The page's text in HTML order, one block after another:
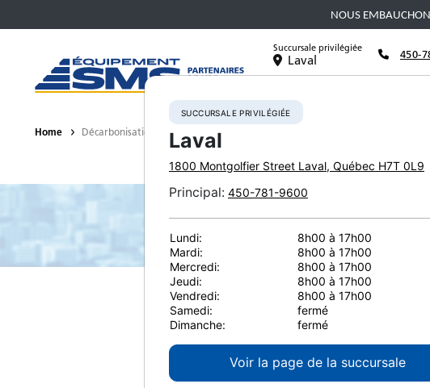
NOUS
Succursale privilégiée
Laval 450-
Home Décarbonisation
Le
SUCCURSALE PRIVILÉGIÉE
Laval
1800 Montgolfier Street Laval, Québec H7T 0L9
Principal: 450-781-9600
Lundi:
8h00 à 17h00
Mardi:
8h00 à 17h00
Mercredi:
8h00 à 17h00
Jeudi:
8h00 à 17h00
Vendredi:
8h00 à 17h00
Samedi:
fermé
Dimanche:
fermé
Voir la page de la succursale